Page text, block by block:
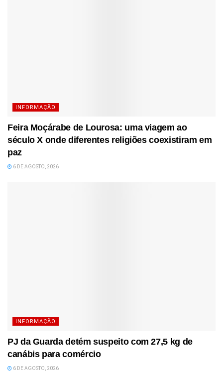
INFORMAÇÃO
Feira Moçárabe de Lourosa: uma viagem ao
século X onde diferentes religiões coexistiram em
paz
6 DE AGOSTO, 2026
INFORMAÇÃO
PJ da Guarda detém suspeito com 27,5 kg de
canábis para comércio
6 DE AGOSTO, 2026